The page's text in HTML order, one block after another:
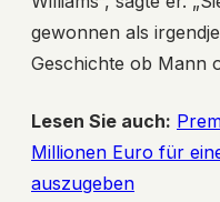
gewonnen als
Geschichte ob Mann
Lesen Sie auch:
Millionen Euro für
auszugeben